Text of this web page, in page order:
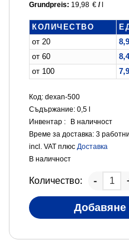
Grundpreis: 19,98 € /
КОЛИЧЕСТВО
от 20
от 60
от 100
Код: dexan-500
Съдържание: 0,5
Инвентар :
В наличност
Време за доставка:3
incl. VAT плюсДоставка
В наличност
Количество:
Добавяне